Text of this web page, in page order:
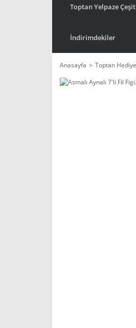
Toptan Yelpaze
İndirimdekiler
Anasayfa Toptan